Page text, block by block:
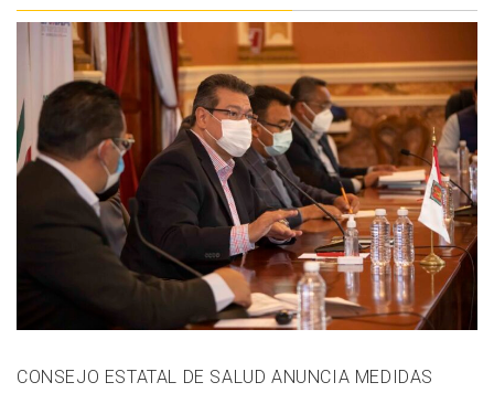
CONSEJO ESTATAL DE SALUD ANUNCIA MEDIDAS